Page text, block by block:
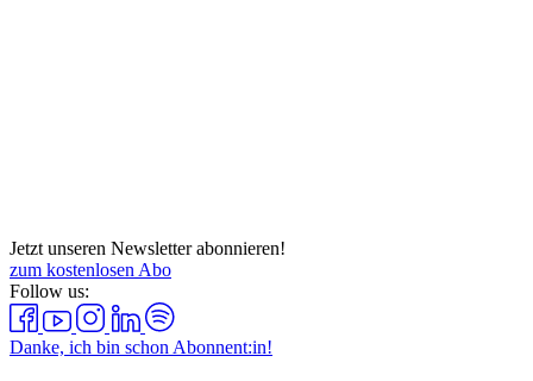
Jetzt unseren Newsletter abonnieren!
zum kostenlosen Abo
Follow us:
Danke, ich bin schon Abonnent:in!